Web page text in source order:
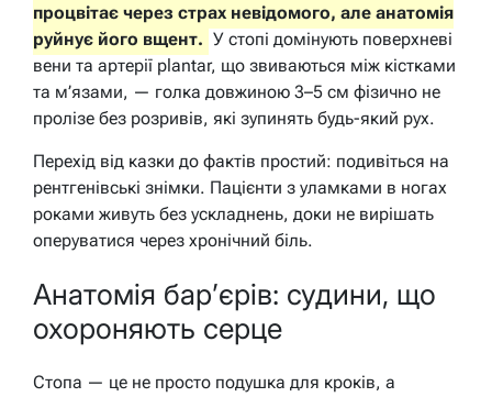
процвітає через страх невідомого, але анатомія
руйнує його вщент. У стопі домінують поверхневі
вени та артерії plantar, що звиваються між кістками
та м’язами, — голка довжиною 3–5 см фізично не
пролізе без розривів, які зупинять будь-який рух.
Перехід від казки до фактів простий: подивіться на
рентгенівські знімки. Пацієнти з уламками в ногах
роками живуть без ускладнень, доки не вирішать
оперуватися через хронічний біль.
Анатомія бар’єрів: судини, що
охороняють серце
Стопа — це не просто подушка для кроків, а